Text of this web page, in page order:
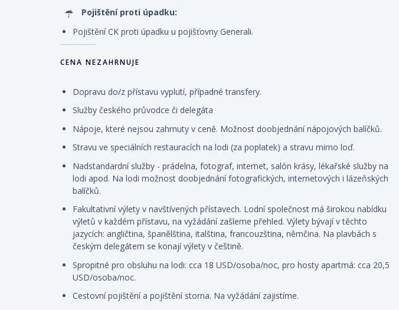
Pojištění proti úpadku:
Pojištění CK proti úpadku u pojišťovny Generali.
CENA NEZAHRNUJE
Dopravu do/z přístavu vyplutí, případné transfery.
Služby českého průvodce či delegáta
Nápoje, které nejsou zahrnuty v ceně. Možnost doobjednání nápojových balíčků.
Stravu ve speciálních restauracích na lodi (za poplatek) a stravu mimo loď.
Nadstandardní služby - prádelna, fotograf, internet, salón krásy, lékařské služby na
lodi apod. Na lodi možnost doobjednání fotografických, internetových i lázeňských
balíčků.
Fakultativní výlety v navštívených přístavech. Lodní společnost má širokou nabídku
výletů v každém přístavu, na vyžádání zašleme přehled. Výlety bývají v těchto
jazycích: angličtina, španělština, italština, francouzština, němčina. Na plavbách s
českým delegátem se konají výlety v češtině.
Spropitné pro obsluhu na lodi: cca 18 USD/osoba/noc, pro hosty apartmá: cca 20,5
USD/osoba/noc.
Cestovní pojištění a pojištění storna. Na vyžádání zajistíme.